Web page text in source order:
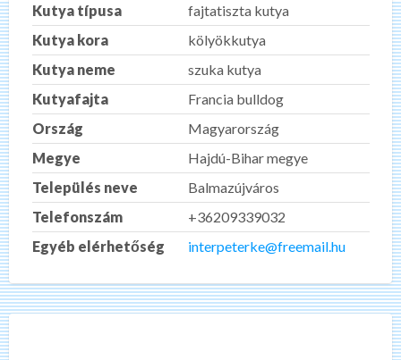
Kutya típusa
fajtatiszta kutya
Kutya kora
kölyökkutya
Kutya neme
szuka kutya
Kutyafajta
Francia bulldog
Ország
Magyarország
Megye
Hajdú-Bihar megye
Település neve
Balmazújváros
Telefonszám
+36209339032
Egyéb elérhetőség
interpeterke@freemail.hu